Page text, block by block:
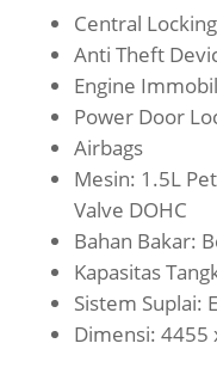
Central Locking
Anti Theft
Engine
Power Door
Airbags
Mesin: 1.5L
Valve DOHC
Bahan Bakar:
Kapasitas
Sistem Suplai:
Dimensi: 4455